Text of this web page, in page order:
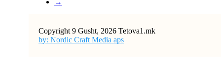
→
Copyright 9 Gusht, 2026 Tetova1.mk
by: Nordic Craft Media aps